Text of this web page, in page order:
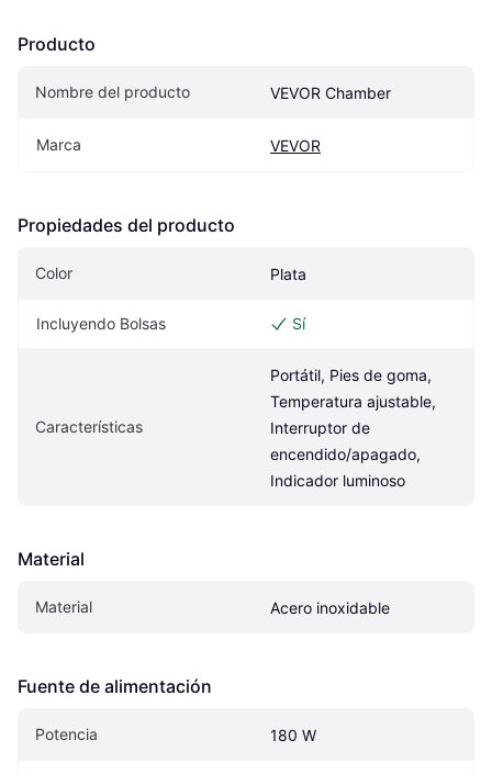
Producto
Nombre del producto VEVOR Chamber
Marca VEVOR
Propiedades del producto
Color Plata
Incluyendo Bolsas Sí
Características
Portátil, Pies de goma,
Temperatura ajustable,
Interruptor de
encendido/apagado,
Indicador luminoso
Material
Material Acero inoxidable
Fuente de alimentación
Potencia 180 W